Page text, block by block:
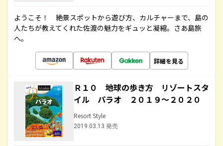
ようこそ！ 絶景スポットから遊び方、カルチャーまで、島の
人たちが教えてくれた佐渡の魅力をギュッと凝縮。さあ島旅
へ。
詳細を見る
Ｒ１０ 地球の歩き方 リゾートスタ
イル パラオ ２０１９～２０２０
Resort Style
2019.03.13 発売